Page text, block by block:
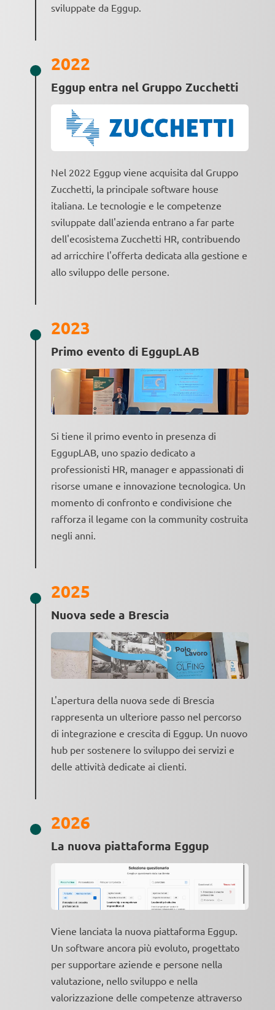
sviluppate da Eggup.
2022
Eggup entra nel Gruppo Zucchetti
Nel 2022 Eggup viene acquisita dal Gruppo
Zucchetti, la principale software house
italiana. Le tecnologie e le competenze
sviluppate dall'azienda entrano a far parte
dell'ecosistema Zucchetti HR, contribuendo
ad arricchire l'offerta dedicata alla gestione e
allo sviluppo delle persone.
2023
Primo evento di EggupLAB
Si tiene il primo evento in presenza di
EggupLAB, uno spazio dedicato a
professionisti HR, manager e appassionati di
risorse umane e innovazione tecnologica. Un
momento di confronto e condivisione che
rafforza il legame con la community costruita
negli anni.
2025
Nuova sede a Brescia
L'apertura della nuova sede di Brescia
rappresenta un ulteriore passo nel percorso
di integrazione e crescita di Eggup. Un nuovo
hub per sostenere lo sviluppo dei servizi e
delle attività dedicate ai clienti.
2026
La nuova piattaforma Eggup
Viene lanciata la nuova piattaforma Eggup.
Un software ancora più evoluto, progettato
per supportare aziende e persone nella
valutazione, nello sviluppo e nella
valorizzazione delle competenze attraverso